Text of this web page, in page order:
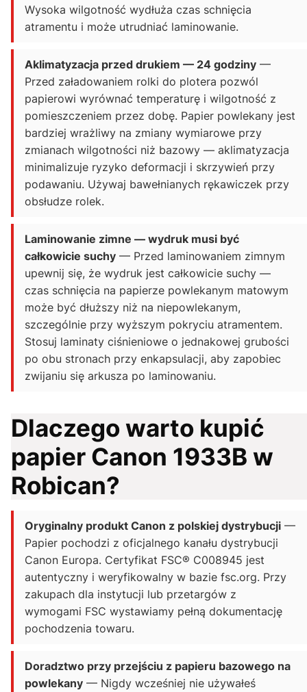
Wysoka wilgotność wydłuża czas schnięcia
atramentu i może utrudniać laminowanie.
Aklimatyzacja przed drukiem — 24 godziny —
Przed załadowaniem rolki do plotera pozwól
papierowi wyrównać temperaturę i wilgotność z
pomieszczeniem przez dobę. Papier powlekany jest
bardziej wrażliwy na zmiany wymiarowe przy
zmianach wilgotności niż bazowy — aklimatyzacja
minimalizuje ryzyko deformacji i skrzywień przy
podawaniu. Używaj bawełnianych rękawiczek przy
obsłudze rolek.
Laminowanie zimne — wydruk musi być
całkowicie suchy — Przed laminowaniem zimnym
upewnij się, że wydruk jest całkowicie suchy —
czas schnięcia na papierze powlekanym matowym
może być dłuższy niż na niepowlekanym,
szczególnie przy wyższym pokryciu atramentem.
Stosuj laminaty ciśnieniowe o jednakowej grubości
po obu stronach przy enkapsulacji, aby zapobiec
zwijaniu się arkusza po laminowaniu.
Dlaczego warto kupić
papier Canon 1933B w
Robican?
Oryginalny produkt Canon z polskiej dystrybucji —
Papier pochodzi z oficjalnego kanału dystrybucji
Canon Europa. Certyfikat FSC® C008945 jest
autentyczny i weryfikowalny w bazie fsc.org. Przy
zakupach dla instytucji lub przetargów z
wymogami FSC wystawiamy pełną dokumentację
pochodzenia towaru.
Doradztwo przy przejściu z papieru bazowego na
powlekany — Nigdy wcześniej nie używałeś